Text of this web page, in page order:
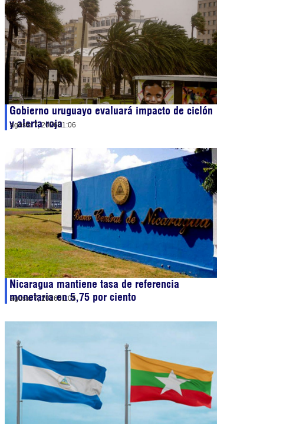
Gobierno uruguayo evaluará impacto de ciclón
y alerta roja
agosto 7, 202601:06
Nicaragua mantiene tasa de referencia
monetaria en 5,75 por ciento
agosto 7, 202601:05